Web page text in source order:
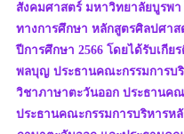
สังคมศาสตร์ มหาวิทยาลัยบูรพ
ทางการศึกษา หลักสูตรศิลปศา
ปีการศึกษา 2566 โดยได้รับเกี
พลบุญ ประธานคณะกรรมการบ
วิชาภาษาตะวันออก ประธานค
ประธานคณะกรรมการบริหาร